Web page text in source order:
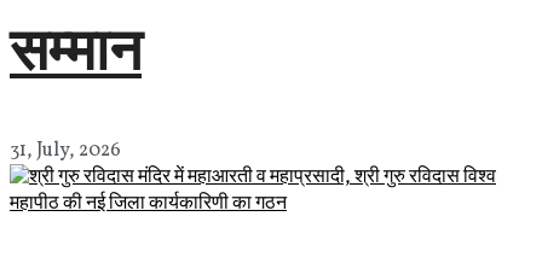
सम्मान
31, July, 2026